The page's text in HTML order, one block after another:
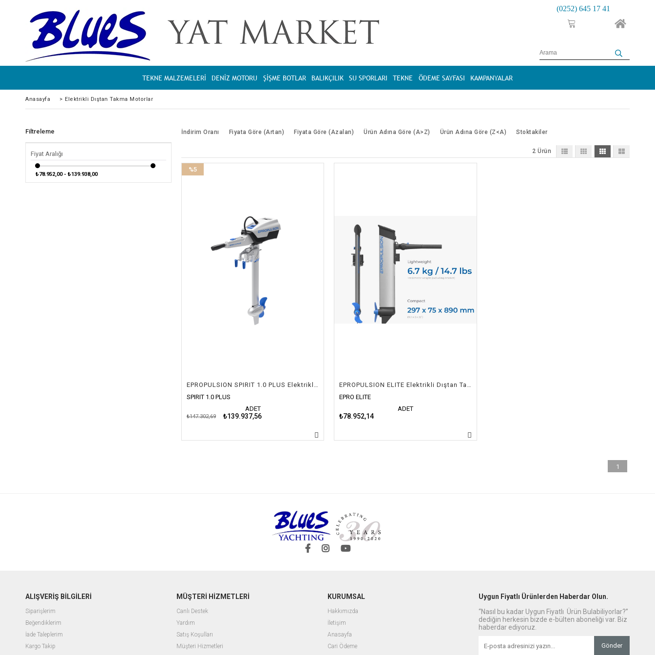
(0252) 645 17 41
TEKNE MALZEMELERİ DENİZ MOTORU ŞİŞME BOTLAR BALIKÇILIK SU SPORLARI TEKNE ÖDEME SAYFASI KAMPANYALAR
Anasayfa > Elektrikli Dıştan Takma Motorlar
Filtreleme
Fiyat Aralığı
₺78.952,00 - ₺139.938,00
İndirim Oranı Fiyata Göre (Artan) Fiyata Göre (Azalan) Ürün Adına Göre (A>Z) Ürün Adına Göre (Z<A) Stoktakiler
2 Ürün
SPIRIT 1.0 PLUS
ADET
₺139.937,56
₺147.302,69
%5
EPRO ELITE
ADET
₺78.952,14
1
ALIŞVERİŞ BİLGİLERİ
Siparişlerim
Beğendiklerim
İade Taleplerim
Kargo Takip
MÜŞTERİ HİZMETLERİ
Canlı Destek
Yardım
Satış Koşulları
Müşteri Hizmetleri
KURUMSAL
Hakkımızda
İletişim
Anasayfa
Cari Ödeme
Uygun Fiyatlı Ürünlerden Haberdar Olun.
“Nasıl bu kadar Uygun Fiyatlı Ürün Bulabiliyorlar?”
dediğin herkesin bizde e-bülten aboneliği var. Biz
haberdar ediyoruz.
Gönder